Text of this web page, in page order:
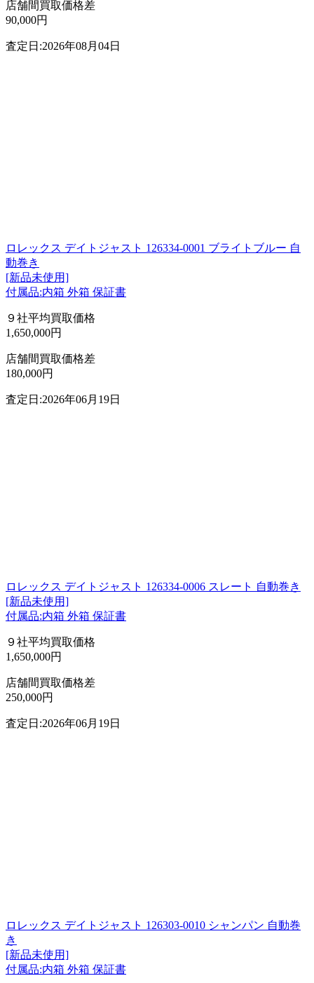
店舗間買取価格差
90,000円
査定日:2026年08月04日
ロレックス デイトジャスト 126334-0001 ブライトブルー 自
動巻き
[新品未使用]
付属品:内箱 外箱 保証書
９社平均買取価格
1,650,000円
店舗間買取価格差
180,000円
査定日:2026年06月19日
ロレックス デイトジャスト 126334-0006 スレート 自動巻き
[新品未使用]
付属品:内箱 外箱 保証書
９社平均買取価格
1,650,000円
店舗間買取価格差
250,000円
査定日:2026年06月19日
ロレックス デイトジャスト 126303-0010 シャンパン 自動巻
き
[新品未使用]
付属品:内箱 外箱 保証書